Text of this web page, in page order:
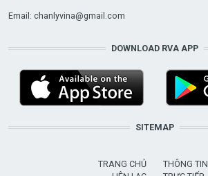
Email: chanlyvina@gmail.com
DOWNLOAD RVA APP
SITEMAP
TRANG CHỦ
THÔNG TIN